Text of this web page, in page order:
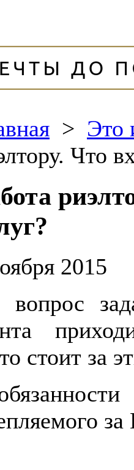
> Это
Что
2015
вопрос
стоит за